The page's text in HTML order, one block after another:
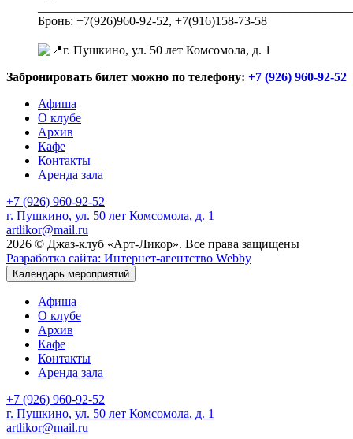
Бронь: +7(926)960-92-52, +7(916)158-73-58
г. Пушкино, ул. 50 лет Комсомола, д. 1⁣⁣⠀
Забронировать билет можно по телефону: +7 (926) 960-92-52
Афиша
О клубе
Архив
Кафе
Контакты
Аренда зала
+7 (926) 960-92-52
г. Пушкино, ул. 50 лет Комсомола, д. 1
artlikor@mail.ru
2026 © Джаз-клуб «Арт-Ликор». Все права защищены
Разработка сайта: Интернет-агентство Webby
Календарь мероприятий
Афиша
О клубе
Архив
Кафе
Контакты
Аренда зала
+7 (926) 960-92-52
г. Пушкино, ул. 50 лет Комсомола, д. 1
artlikor@mail.ru